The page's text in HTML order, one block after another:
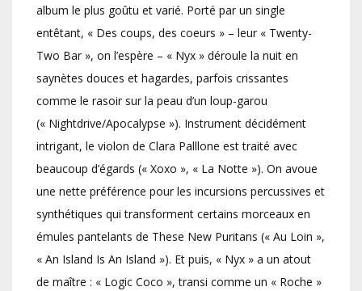
album le plus goûtu et varié. Porté par un single
entêtant, « Des coups, des coeurs » – leur « Twenty-
Two Bar », on l’espère – « Nyx » déroule la nuit en
saynètes douces et hagardes, parfois crissantes
comme le rasoir sur la peau d’un loup-garou
(« Nightdrive/Apocalypse »). Instrument décidément
intrigant, le violon de Clara Palllone est traité avec
beaucoup d’égards (« Xoxo », « La Notte »). On avoue
une nette préférence pour les incursions percussives et
synthétiques qui transforment certains morceaux en
émules pantelants de These New Puritans (« Au Loin »,
« An Island Is An Island »). Et puis, « Nyx » a un atout
de maître : « Logic Coco », transi comme un « Roche »